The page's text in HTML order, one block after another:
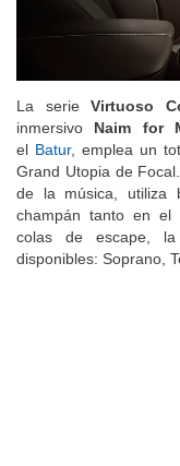
La serie Virtuoso
inmersivo Naim for
el Batur, emplea un
Grand Utopia de
de la música, utiliza
champán tanto en el
colas de escape,
disponibles: Soprano,